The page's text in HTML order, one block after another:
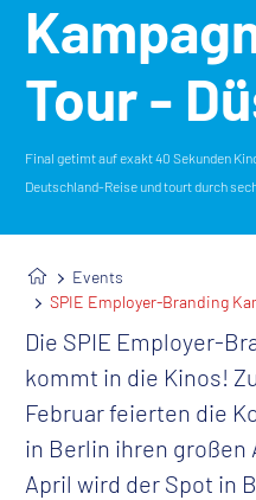
Tour -
Final getimt auf exakt 40 Sekunden
Deutschland-Reise und tourt durch
Events
SPIE Employer-Branding
Die SPIE Employer-
kommt in die Kinos!
Februar feierten die
in Berlin ihren großen
April wird der Spot in